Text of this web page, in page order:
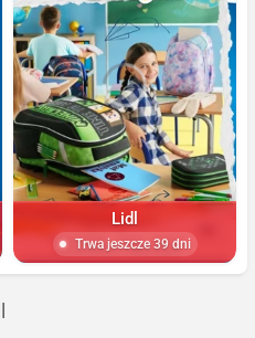
Lidl
Trwa jeszcze 39 dni